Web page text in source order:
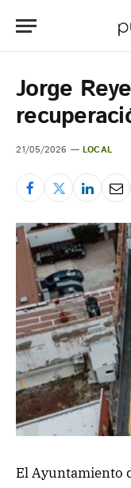
Jorge
21/05/2026 LOCAL
El Ayuntamiento